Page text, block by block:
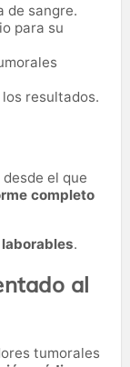
de sangre.
para su
resultados.
el que
completo
.
al
tumorales